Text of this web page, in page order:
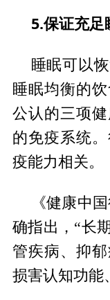
5.保证充足
睡眠可以
睡眠均衡的
公认的三项
的免疫系统
疫能力相关。
《健康中
确指出，“长
管疾病、抑
损害认知功能